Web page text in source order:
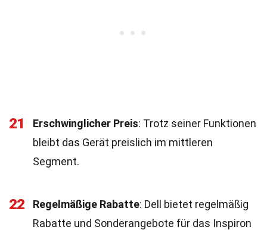
21 Erschwinglicher Preis: Trotz seiner Funktionen
bleibt das Gerät preislich im mittleren
Segment.
22 Regelmäßige Rabatte: Dell bietet regelmäßig
Rabatte und Sonderangebote für das Inspiron